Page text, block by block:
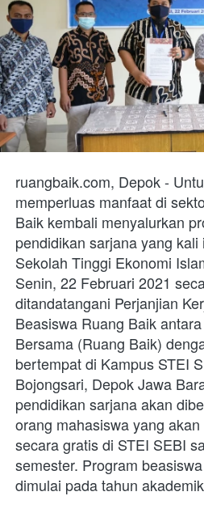
ruangbaik.com, Depok -
memperluas manfaat di
Baik kembali menyalurkan
pendidikan sarjana yang
Sekolah Tinggi Ekonomi
Senin, 22 Februari 2021
ditandatangani Perjanjian
Beasiswa Ruang Baik
Bersama (Ruang Baik)
bertempat di Kampus STEI
Bojongsari, Depok Jawa
pendidikan sarjana akan
orang mahasiswa yang
secara gratis di STEI SEBI
semester. Program
dimulai pada tahun